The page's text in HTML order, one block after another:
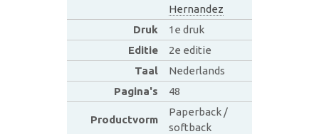
Hernandez
Druk
1e druk
Editie
2e editie
Taal
Nederlands
Pagina's
48
Productvorm
Paperback /
softback